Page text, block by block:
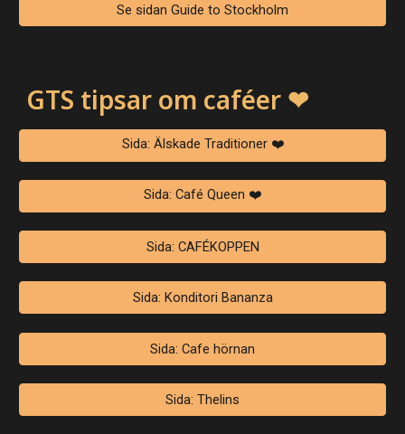
Se sidan Guide to Stockholm
GTS tipsar om caféer ❤
Sida: Älskade Traditioner ❤️
Sida: Café Queen ❤️
Sida: CAFÉKOPPEN
Sida: Konditori Bananza
Sida: Cafe hörnan
Sida: Thelins